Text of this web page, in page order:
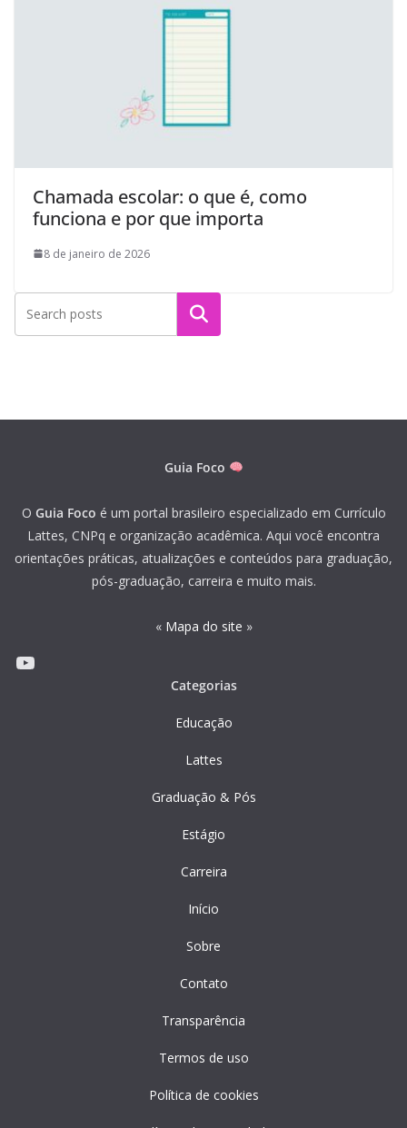
Chamada escolar: o que é, como
funciona e por que importa
8 de janeiro de 2026
Pesquisar
Guia Foco
O Guia Foco é um portal brasileiro especializado em Currículo
Lattes, CNPq e organização acadêmica. Aqui você encontra
orientações práticas, atualizações e conteúdos para graduação,
pós-graduação, carreira e muito mais.
« Mapa do site »
Youtube
Categorias
Educação
Lattes
Graduação & Pós
Estágio
Carreira
Início
Sobre
Contato
Transparência
Termos de uso
Política de cookies